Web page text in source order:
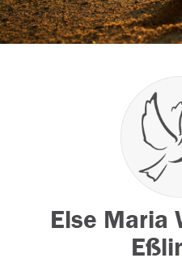
Else Maria